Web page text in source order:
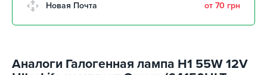
авторынок
г. Киев, ул. Остафия
Новая Почта от 70 грн
Аналоги Галогенная лампа H1 55W 12V